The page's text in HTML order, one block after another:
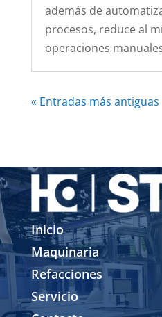
además de
procesos, reduce al
operaciones
« Entradas más antiguas
Inicio
Maquinaria
Refacciones
Servicio